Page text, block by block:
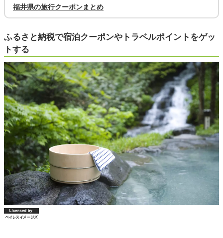
福井県の旅行クーポンまとめ
ふるさと納税で宿泊クーポンやトラベルポイントをゲッ
トする